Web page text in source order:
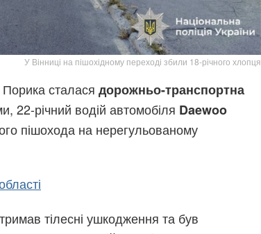
У Вінниці на пішохідному переході збили 18-річного хлопця
сталася дорожньо-транспортна
22-річний водій автомобіля Daewoo
пішохода на нерегульованому
тілесні ушкодження та був